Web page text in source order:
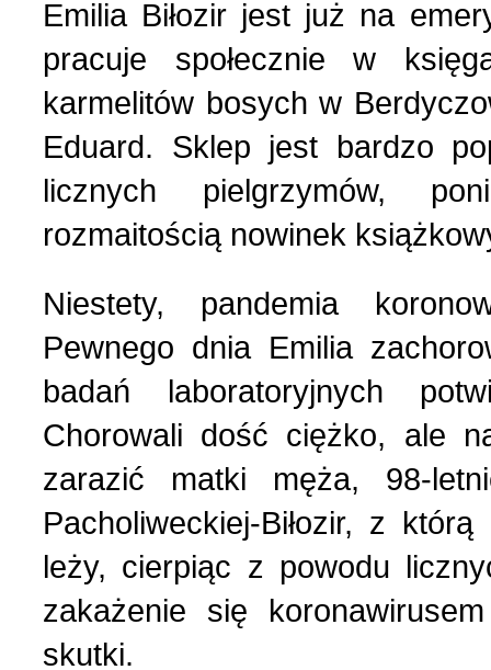
Mozaika na wsi (1)
Mozaika w PDF (47)
Nasza historia (24)
O tragicznie zmarłych
Ogłoszenia (24)
Opinie publiczne (11)
Poezja z Powstania
Polacy, których poznać
1 (152) 2023 r. (9)
4 (151) 2022 r. (2)
3 (150) 2022 r. (1)
1 (148) 2022 r. (5)
4 (147) 2021 r. (3)
3 (146) 2021 r. (1)
2 (145) 2021 r. (10)
1 (144) 2021 r. (12)
Emilia Biłozir jest już na
pracuje społecznie w
karmelitów bosych w
Eduard. Sklep jest bardzo
licznych pielgrzymów,
rozmaitością nowinek
Niestety, pandemia
Pewnego dnia Emilia
badań laboratoryjnych
Chorowali dość ciężko, ale
zarazić matki męża, 98-
Pacholiweckiej-Biłozir, z
leży, cierpiąc z powodu
zakażenie się
skutki.